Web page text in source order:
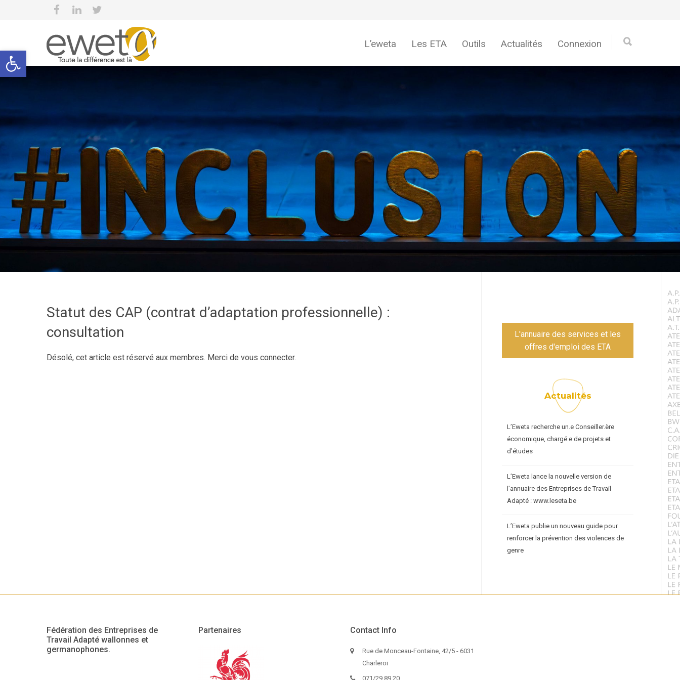
Open toolbar
L’eweta Les ETA Outils Actualités Connexion
eweta
Statut des CAP (contrat d’adaptation professionnelle) :
consultation
Désolé, cet article est réservé aux membres. Merci de vous connecter.
L'annuaire des services et les
offres d'emploi des ETA
Actualités
L’Eweta recherche un.e Conseiller.ère
économique, chargé.e de projets et
d’études
L’Eweta lance la nouvelle version de
l’annuaire des Entreprises de Travail
Adapté : www.leseta.be
L’Eweta publie un nouveau guide pour
renforcer la prévention des violences de
genre
Fédération des Entreprises de
Travail Adapté wallonnes et
germanophones.
Partenaires Contact Info
Rue de Monceau-Fontaine, 42/5 - 6031
Charleroi
071/29.89.20